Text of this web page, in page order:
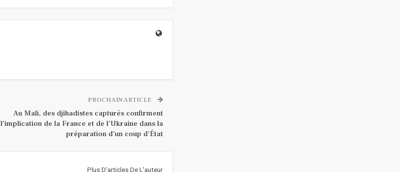
PROCHAIN ARTICLE
Au Mali, des djihadistes capturés confirment
l’implication de la France et de l’Ukraine dans la
préparation d’un coup d’État
Plus D'articles De L'auteur